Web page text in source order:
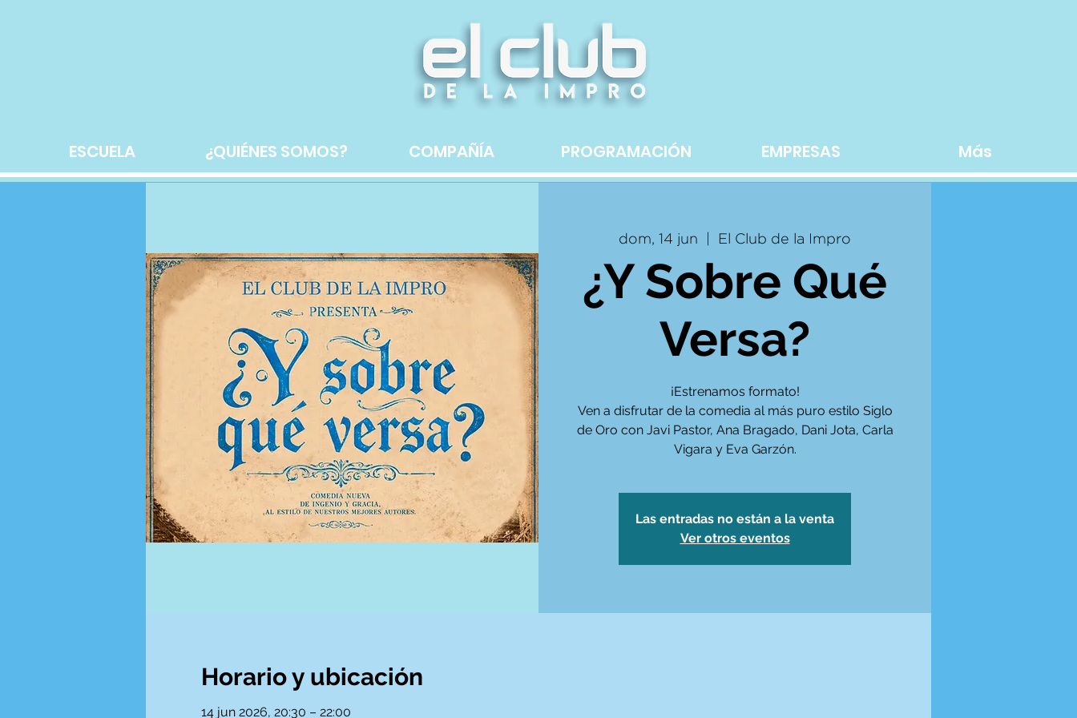
ESCUELA ¿QUIÉNES SOMOS? COMPAÑÍA PROGRAMACIÓN EMPRESAS Más
dom, 14 jun El Club de la Impro
¿Y Sobre Qué
Versa?
¡Estrenamos formato!
Ven a disfrutar de la comedia al más puro estilo Siglo
de Oro con Javi Pastor, Ana Bragado, Dani Jota, Carla
Vigara y Eva Garzón.
Las entradas no están a la venta
Ver otros eventos
Horario y ubicación
14 jun 2026, 20:30 – 22:00